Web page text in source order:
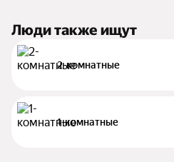
Люди также ищут
2-комнатные
1-комнатные